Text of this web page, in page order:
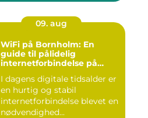
09. aug
WiFi på Bornholm: En
guide til pålidelig
internetforbindelse på
I dagens digitale tidsalder er
en hurtig og stabil
internetforbindelse blevet en
nødvendighed...